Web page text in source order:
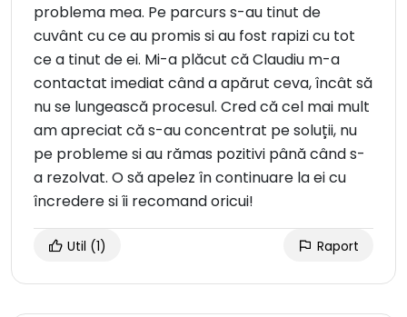
problema mea. Pe parcurs s-au tinut de
cuvânt cu ce au promis si au fost rapizi cu tot
ce a tinut de ei. Mi-a plăcut că Claudiu m-a
contactat imediat când a apărut ceva, încât să
nu se lungească procesul. Cred că cel mai mult
am apreciat că s-au concentrat pe soluții, nu
pe probleme si au rămas pozitivi până când s-
a rezolvat. O să apelez în continuare la ei cu
încredere si îi recomand oricui!
Util (1) Raport